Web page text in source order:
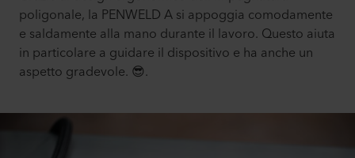
poligonale, la PENWELD A si appoggia comodamente
e saldamente alla mano durante il lavoro. Questo aiuta
in particolare a guidare il dispositivo e ha anche un
aspetto gradevole. 😎.